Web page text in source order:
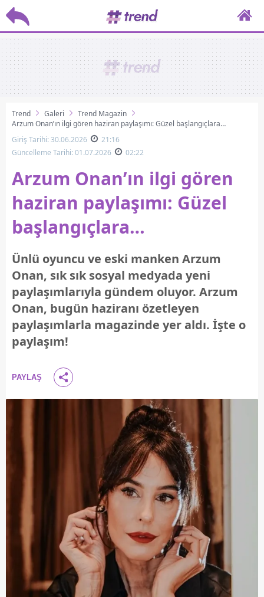
Trend Galeri
Trend Magazin
Arzum Onan’ın ilgi gören haziran paylaşımı: Güzel başlangıçlara…
Giriş Tarihi: 30.06.2026
21:16
Güncelleme Tarihi: 01.07.2026
02:22
Arzum Onan’ın ilgi gören
haziran paylaşımı: Güzel
başlangıçlara…
Ünlü oyuncu ve eski manken Arzum
Onan, sık sık sosyal medyada yeni
paylaşımlarıyla gündem oluyor. Arzum
Onan, bugün haziranı özetleyen
paylaşımlarla magazinde yer aldı. İşte o
paylaşım!
PAYLAŞ